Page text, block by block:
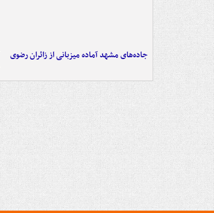
جاده‌های مشهد آماده میزبانی از زائران رضوی